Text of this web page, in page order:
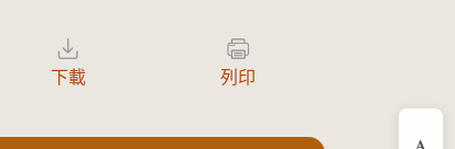
下載 列印